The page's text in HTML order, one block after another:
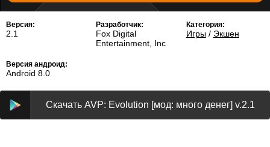
Версия:
2.1
Разработчик:
Fox Digital
Entertainment, Inc
Категория:
Игры/ Экшен
Версия андроид:
Android 8.0
Скачать AVP: Evolution [мод: много денег] v.2.1